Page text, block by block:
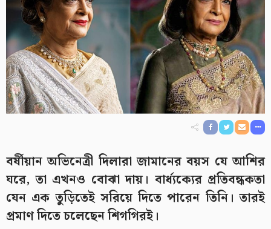
বর্ষীয়ান অভিনেত্রী দিলারা জামানের বয়স যে আশির
ঘরে, তা এখনও বোঝা দায়। বার্ধ্যক্যের প্রতিবন্ধকতা
যেন এক তুড়িতেই সরিয়ে দিতে পারেন তিনি। তারই
প্রমাণ দিতে চলেছেন শিগগিরই।